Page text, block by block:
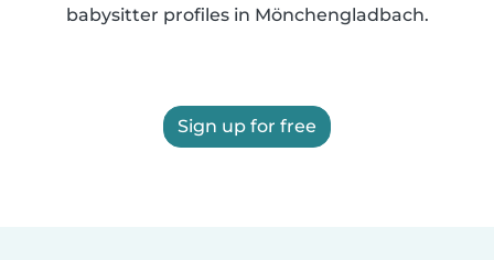
babysitter profiles in Mönchengladbach.
Sign up for free